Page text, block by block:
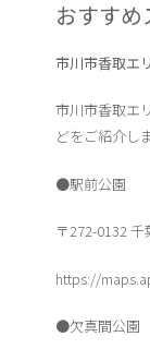
おすす
市川市香取エ
市川市香取エ
どをご紹介し
●駅前公園
〒272-0132
https://
●欠真間公園